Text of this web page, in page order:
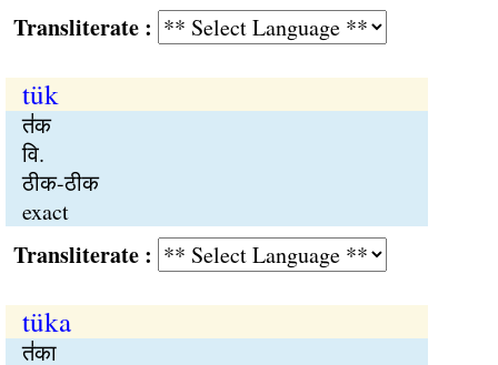
:
tük
त॑क
वि.
ठीक-ठीक
exact
:
tüka
त॑का